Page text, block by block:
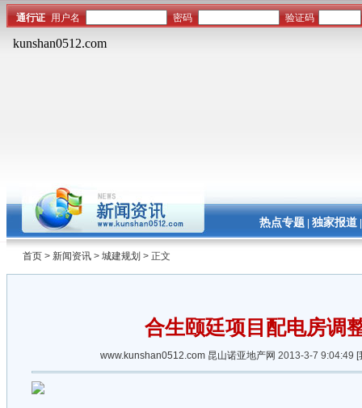
热点专题| 独家报道
首页 > 新闻资讯 > 城建规划 > 正文
合生颐廷项目配电房调
www.kunshan0512.com 昆山诺亚地产网 2013-3-7 9:04:49